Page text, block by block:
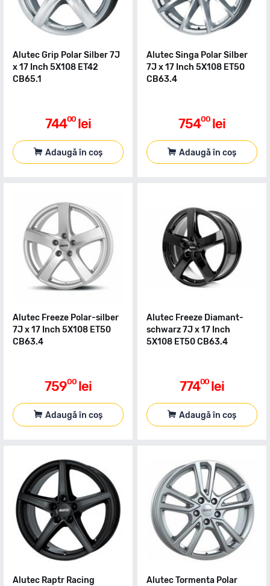
Alutec Grip Polar Silber 7J
x 17 Inch 5X108 ET42
CB65.1
74400 lei
Adaugă în coș
Alutec Singa Polar Silber
7J x 17 Inch 5X108 ET50
CB63.4
75400 lei
Adaugă în coș
Alutec Freeze Polar-silber
7J x 17 Inch 5X108 ET50
CB63.4
75900 lei
Adaugă în coș
Alutec Freeze Diamant-
schwarz 7J x 17 Inch
5X108 ET50 CB63.4
77400 lei
Adaugă în coș
Alutec Raptr Racing
Alutec Tormenta Polar